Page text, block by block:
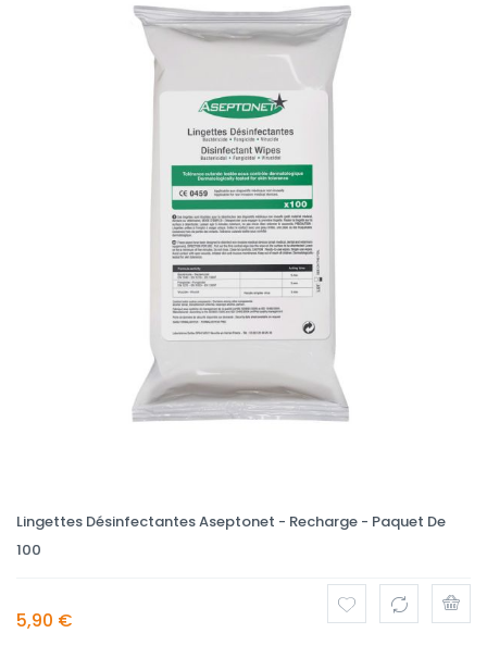
Lingettes Désinfectantes Aseptonet - Recharge - Paquet De
100
5,90 €